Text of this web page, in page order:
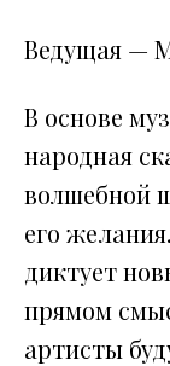
Ведущая —
В основе
народная
волшебной
его
диктует
прямом
артисты